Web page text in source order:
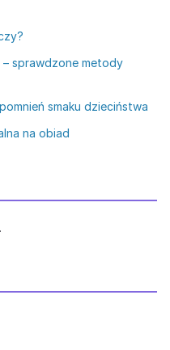
sprawdzone metody
smaku dzieciństwa
na obiad